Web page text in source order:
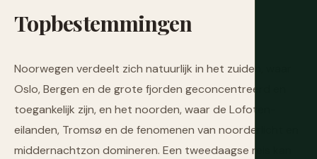
Topbestemmingen
Noorwegen verdeelt zich natuurlijk in het zuiden, waar
Oslo, Bergen en de grote fjorden geconcentreerd en
toegankelijk zijn, en het noorden, waar de Lofoten-
eilanden, Tromsø en de fenomenen van noorderlicht en
middernachtzon domineren. Een tweedaagse reis kan